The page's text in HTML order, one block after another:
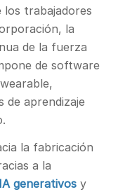
los trabajadores
la
de la fuerza
de software
de aprendizaje
la fabricación
a la
generativosy